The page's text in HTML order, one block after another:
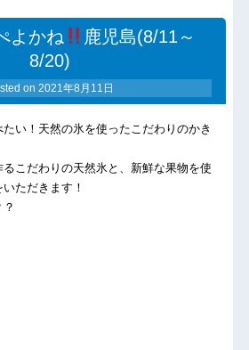
よかね
鹿児島(8/11～
8/20)
on 2021年8月11日
い！天然の氷を使ったこだわりのかき
こだわりの天然氷と、新鮮な果物を使
ただきます！